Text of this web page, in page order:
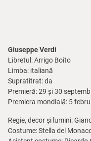
Giuseppe Verdi
Libretul: Arrigo Boito
Limba: italiană
Supratitrat: da
Premieră: 29 și 30
Premiera mondială: 5
Regie, decor și lumini:
Costume: Stella del